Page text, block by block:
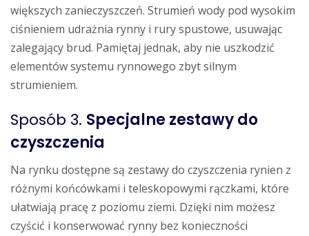
większych zanieczyszczeń. Strumień wody pod wysokim
ciśnieniem udrażnia rynny i rury spustowe, usuwając
zalegający brud. Pamiętaj jednak, aby nie uszkodzić
elementów systemu rynnowego zbyt silnym
strumieniem.
Sposób 3. Specjalne zestawy do
czyszczenia
Na rynku dostępne są zestawy do czyszczenia rynien z
różnymi końcówkami i teleskopowymi rączkami, które
ułatwiają pracę z poziomu ziemi. Dzięki nim możesz
czyścić i konserwować rynny bez konieczności